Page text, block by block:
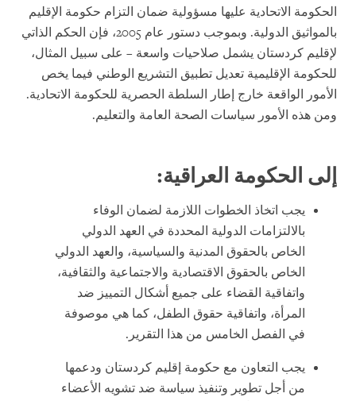
الحكومة الاتحادية عليها مسؤولية ضمان التزام حكومة الإقليم
بالمواثيق الدولية. وبموجب دستور عام 2005، فإن الحكم الذاتي
لإقليم كردستان يشمل صلاحيات واسعة – على سبيل المثال،
للحكومة الإقليمية تعديل تطبيق التشريع الوطني فيما يخص
الأمور الواقعة خارج إطار السلطة الحصرية للحكومة الاتحادية.
ومن هذه الأمور سياسات الصحة العامة والتعليم.
إلى الحكومة العراقية:
يجب اتخاذ الخطوات اللازمة لضمان الوفاء
بالالتزامات الدولية المحددة في العهد الدولي
الخاص بالحقوق المدنية والسياسية، والعهد الدولي
الخاص بالحقوق الاقتصادية والاجتماعية والثقافية،
واتفاقية القضاء على جميع أشكال التمييز ضد
المرأة، واتفاقية حقوق الطفل، كما هي موصوفة
في الفصل الخامس من هذا التقرير.
يجب التعاون مع حكومة إقليم كردستان ودعمها
من أجل تطوير وتنفيذ سياسة ضد تشويه الأعضاء